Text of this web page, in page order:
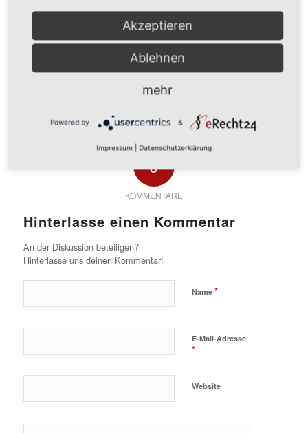
0
KOMMENTARE
Hinterlasse einen Kommentar
An der Diskussion beteiligen?
Hinterlasse uns deinen Kommentar!
Name *
E-Mail-Adresse
*
Website
Akzeptieren
Ablehnen
mehr
Powered by &
Impressum Datenschutzerklärung